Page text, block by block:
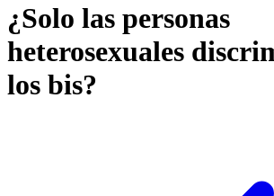
¿Solo las personas
heterosexuales
los bis?